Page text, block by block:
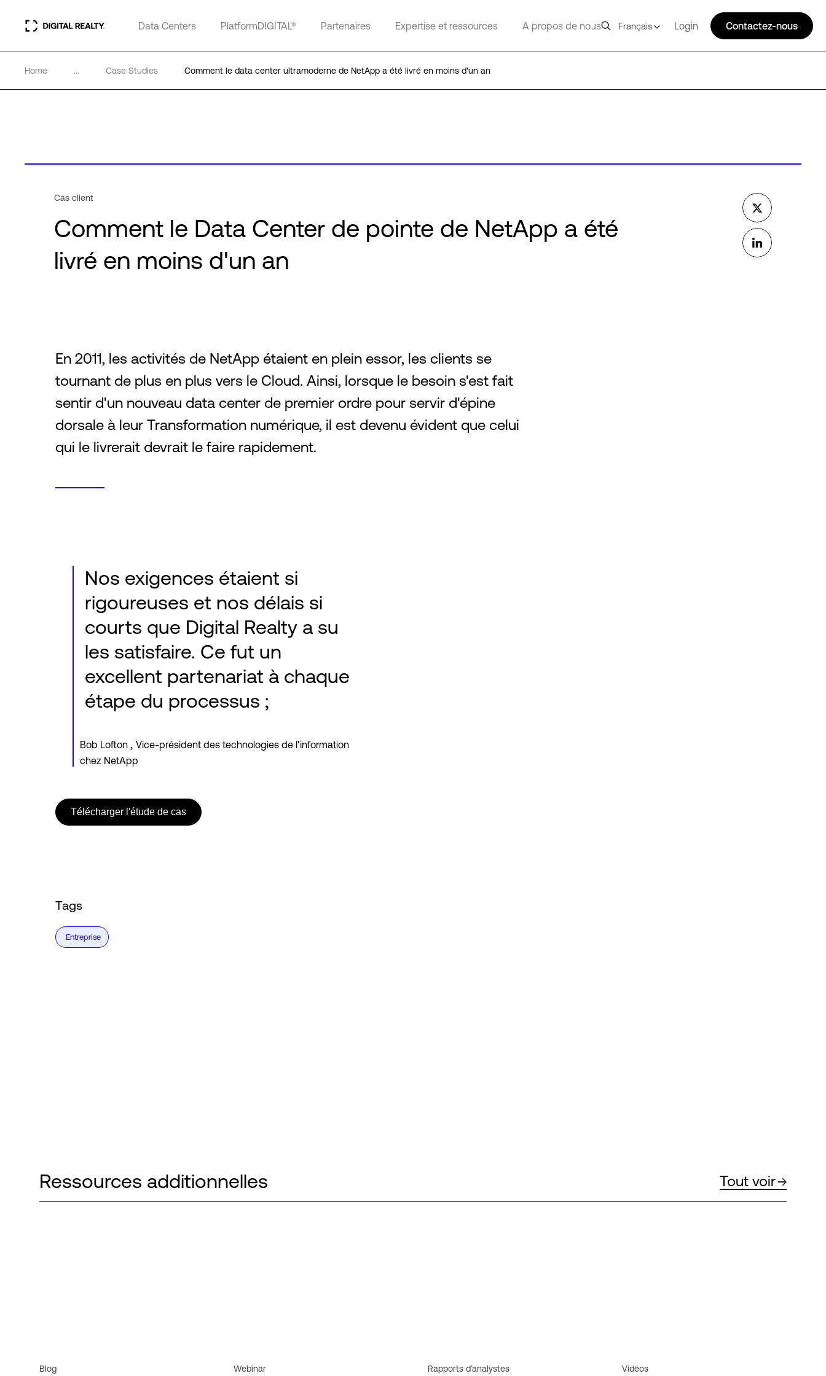
Data Centers PlatformDIGITAL® Partenaires Expertise et ressources A propos de nous Français Login Contactez-nous
Home ... Case Studies Comment le data center ultramoderne de NetApp a été livré en moins d'un an
Cas client
Comment le Data Center de pointe de NetApp a été
livré en moins d'un an
En 2011, les activités de NetApp étaient en plein essor, les clients se
tournant de plus en plus vers le Cloud. Ainsi, lorsque le besoin s'est fait
sentir d'un nouveau data center de premier ordre pour servir d'épine
dorsale à leur Transformation numérique, il est devenu évident que celui
qui le livrerait devrait le faire rapidement.
Nos exigences étaient si
rigoureuses et nos délais si
courts que Digital Realty a su
les satisfaire. Ce fut un
excellent partenariat à chaque
étape du processus ;
Bob Lofton , Vice-président des technologies de l'information
chez NetApp
Télécharger l'étude de cas
Tags
Entreprise
Ressources additionnelles Tout voir
Blog Webinar Rapports d’analystes Vidéos